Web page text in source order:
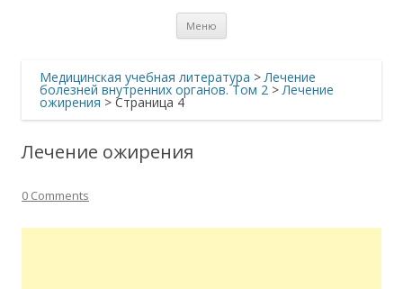
Меню
Медицинская учебная литература >Лечение
болезней внутренних органов. Том 2 >Лечение
ожирения > Страница 4
Лечение ожирения
0 Comments